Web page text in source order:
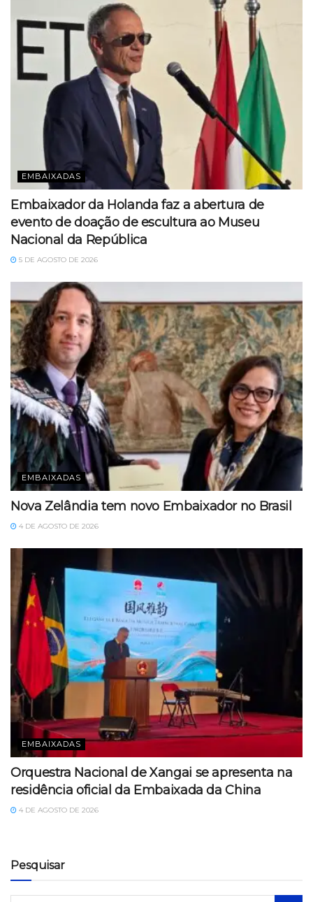
EMBAIXADAS
Embaixador da Holanda faz a abertura de
evento de doação de escultura ao Museu
Nacional da República
5 DE AGOSTO DE 2026
EMBAIXADAS
Nova Zelândia tem novo Embaixador no Brasil
4 DE AGOSTO DE 2026
EMBAIXADAS
Orquestra Nacional de Xangai se apresenta na
residência oficial da Embaixada da China
4 DE AGOSTO DE 2026
Pesquisar